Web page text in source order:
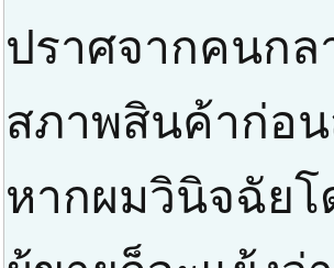
ปราศจากคนกล
สภาพสินค้าก่อ
หากผมวินิจฉัย